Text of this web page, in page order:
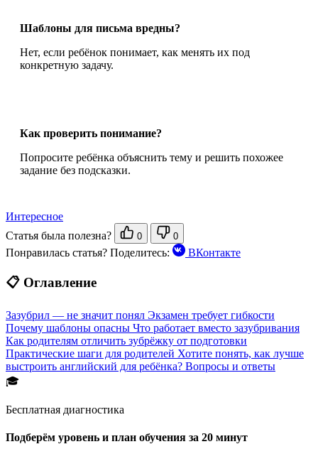
Шаблоны для письма вредны?
Нет, если ребёнок понимает, как менять их под
конкретную задачу.
Как проверить понимание?
Попросите ребёнка объяснить тему и решить похожее
задание без подсказки.
Интересное
Статья была полезна?
0 0
Понравилась статья? Поделитесь: ВКонтакте
📋 Оглавление
Зазубрил — не значит понял Экзамен требует гибкости
Почему шаблоны опасны Что работает вместо зазубривания
Как родителям отличить зубрёжку от подготовки
Практические шаги для родителей Хотите понять, как лучше
выстроить английский для ребёнка? Вопросы и ответы
🎓
Бесплатная диагностика
Подберём уровень и план обучения за 20 минут